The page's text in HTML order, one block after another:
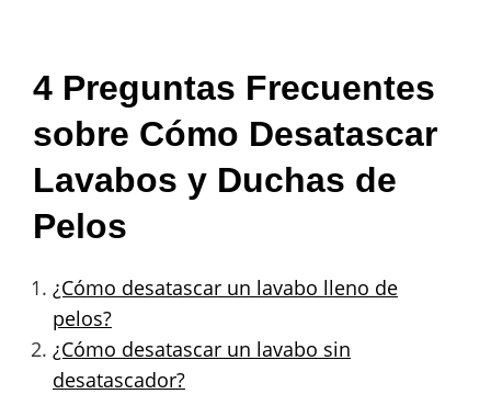
4 Preguntas Frecuentes
sobre Cómo Desatascar
Lavabos y Duchas de
Pelos
¿Cómo desatascar un lavabo lleno de
pelos?
¿Cómo desatascar un lavabo sin
desatascador?